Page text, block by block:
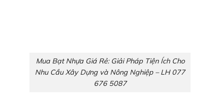
Mua Bạt Nhựa Giá Rẻ: Giải Pháp Tiện Ích Cho
Nhu Cầu Xây Dựng và Nông Nghiệp – LH 077
676 5087